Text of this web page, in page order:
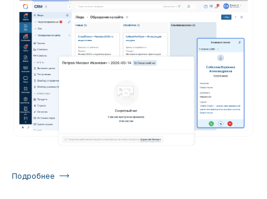
Подробнее